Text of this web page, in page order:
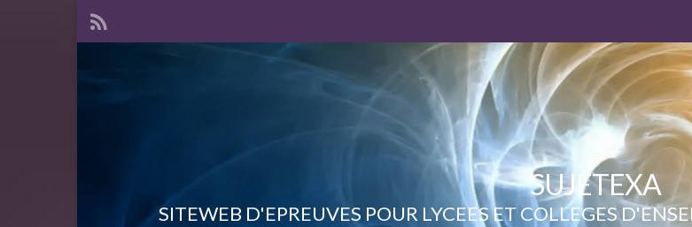
SUJETEXA
SITEWEB D'EPREUVES POUR LYCEES ET COLLEGES